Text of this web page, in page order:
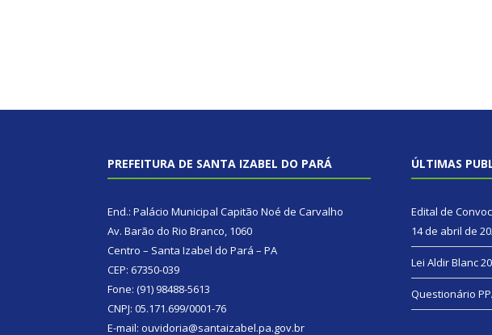
PREFEITURA DE SANTA IZABEL DO PARÁ
End.: Palácio Municipal Capitão Noé de Carvalho
Av. Barão do Rio Branco, 1060
Centro – Santa Izabel do Pará – PA
CEP: 67350-039
Fone: (91) 98488-5613
CNPJ: 05.171.699/0001-76
E-mail: ouvidoria@santaizabel.pa.gov.br
ÚLTIMAS
Edital de
14 de abril de
Lei Aldir Blanc
Questionário